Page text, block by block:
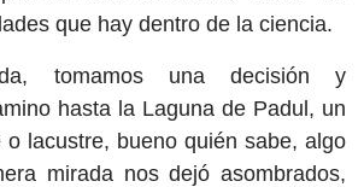
que hay dentro de la ciencia.
tomamos una decisión y
hasta la Laguna de Padul, un
o lacustre, bueno quién sabe, algo
mirada nos dejó asombrados,